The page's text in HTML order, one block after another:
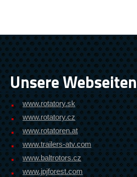
Unsere Webseiten
www.rotatory.sk
www.rotatory.cz
www.rotatoren.at
www.trailers-atv.com
www.baltrotors.cz
www.jpjforest.com